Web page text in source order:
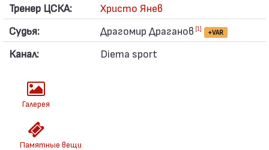
Тренер ЦСКА:
Христо Янев
Судья:
Драгомир Драганов [1] +VAR
Канал: Diema sport
Галерея
Памятные вещи